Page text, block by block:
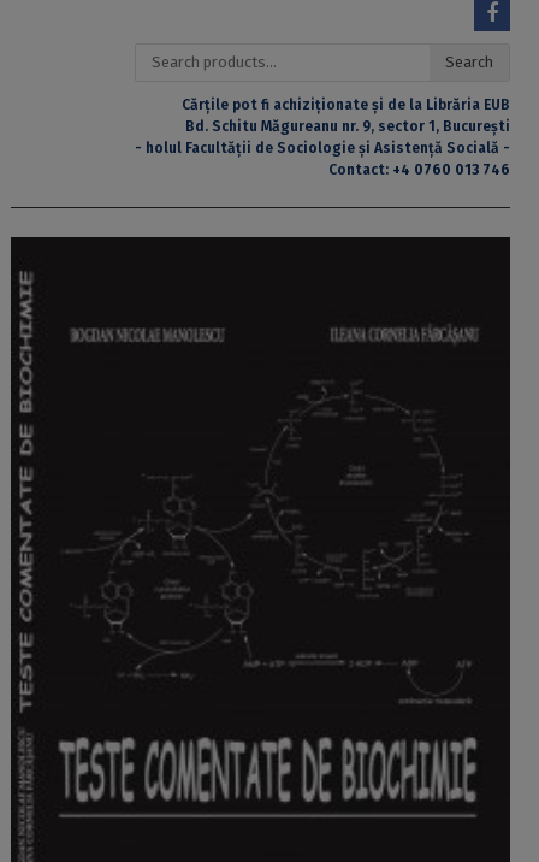
Search
Search
Cărțile pot fi achiziționate și de la Librăria EUB
Bd. Schitu Măgureanu nr. 9, sector 1, București
- holul Facultății de Sociologie și Asistență Socială -
Contact: +4 0760 013 746